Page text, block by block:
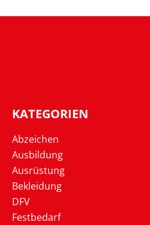
KATEGORIEN
Abzeichen
Ausbildung
Ausrüstung
Bekleidung
DFV
Festbedarf